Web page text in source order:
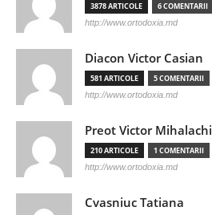
3878 ARTICOLE 6 COMENTARII
http://www.ortodoxia.md
Diacon Victor Casian
581 ARTICOLE 5 COMENTARII
http://www.ortodoxia.md
Preot Victor Mihalachi
210 ARTICOLE 1 COMENTARII
http://www.ortodoxia.md
Cvasniuc Tatiana